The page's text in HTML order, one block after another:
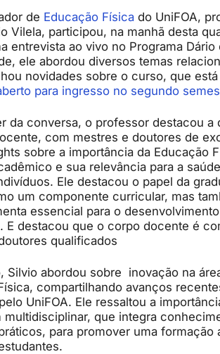
de Educação Física do UniFOA,
Vilela, participou, na manhã desta
entrevista ao vivo no Programa Dário
ele abordou diversos temas
novidades sobre o curso, que
para ingresso no segundo
da conversa, o professor destacou a
com mestres e doutores de
sobre a importância da Educação
e sua relevância para a
Ele destacou o papel da
um componente curricular, mas
essencial para o
E destacou que o corpo docente é
qualificados
Silvio abordou sobre inovação na
compartilhando avanços
UniFOA. Ele ressaltou a
multidisciplinar, que integra
para promover uma formação